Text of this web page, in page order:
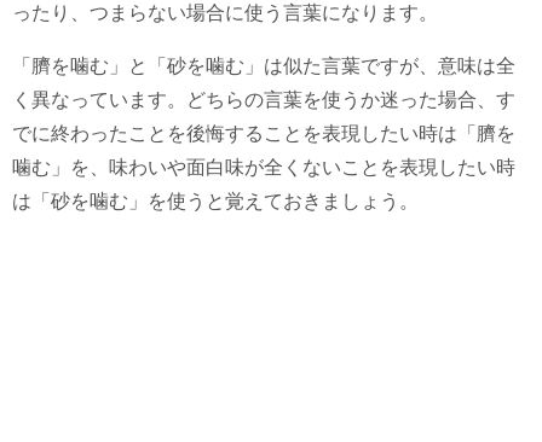
ったり、つまらない場合に使う言葉になります。
「臍を噛む」と「砂を噛む」は似た言葉ですが、意味は全
く異なっています。どちらの言葉を使うか迷った場合、す
でに終わったことを後悔することを表現したい時は「臍を
噛む」を、味わいや面白味が全くないことを表現したい時
は「砂を噛む」を使うと覚えておきましょう。